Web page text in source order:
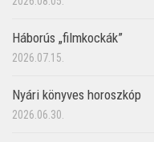
Háborús „filmkockák”
2026.07.15.
Nyári könyves horoszkóp
2026.06.30.